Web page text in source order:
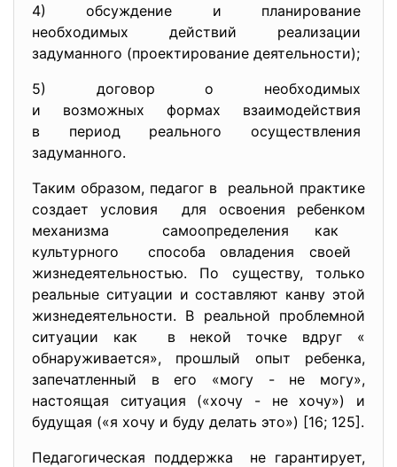
4) обсуждение и планирование
необходимых действий реализации
задуманного (проектирование деятельности);
5) договор о необходимых
и возможных формах взаимодействия
в период реального осуществления
задуманного.
Таким образом, педагог в реальной практике
создает условия для освоения ребенком
механизма самоопределения как
культурного способа овладения своей
жизнедеятельностью. По существу, только
реальные ситуации и составляют канву этой
жизнедеятельности. В реальной проблемной
ситуации как в некой точке вдруг «
обнаруживается», прошлый опыт ребенка,
запечатленный в его «могу - не могу»,
настоящая ситуация («хочу - не хочу») и
будущая («я хочу и буду делать это») [16; 125].
Педагогическая поддержка не гарантирует,